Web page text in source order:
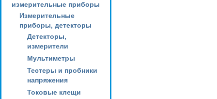
измерительные приборы
Измерительные
приборы, детекторы
Детекторы,
измерители
Мультиметры
Тестеры и пробники
напряжения
Токовые клещи